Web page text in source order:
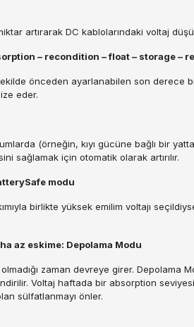
artırarak DC kablolarındaki voltaj
– recondition – float – storage –
önceden ayarlanabilen son
eder.
(örneğin, kıyı gücüne bağlı bir
sağlamak için otomatik olarak artırılır.
modu
birlikte yüksek emilim voltajı
az eskime: Depolama Modu
zaman devreye girer. Depolama
Voltaj haftada bir absorption
sülfatlanmayı önler.